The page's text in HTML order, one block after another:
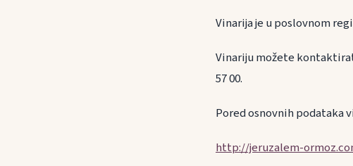
Vinarija je u poslovnom
Vinariju možete
57 00.
Pored osnovnih podataka
http://jeruzalem-